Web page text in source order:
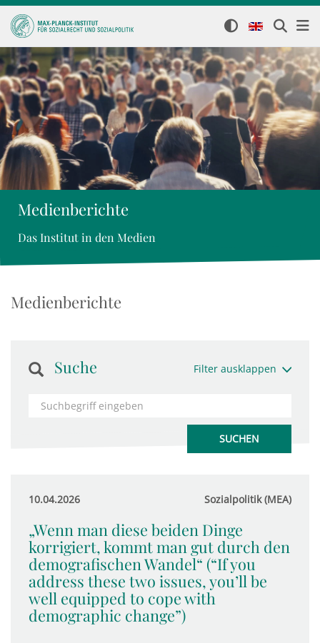
Medienberichte
Das Institut in den Medien
Medienberichte
Suche Filter ausklappen
10.04.2026 Sozialpolitik (MEA)
„Wenn man diese beiden Dinge
korrigiert, kommt man gut durch den
demografischen Wandel“ (“If you
address these two issues, you’ll be
well equipped to cope with
demographic change”)